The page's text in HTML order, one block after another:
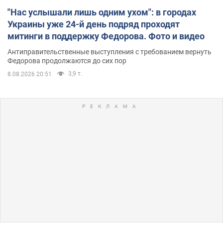
"Нас услышали лишь одним ухом": в городах
Украины уже 24-й день подряд проходят
митинги в поддержку Федорова. Фото и видео
Антиправительственные выступления с требованием вернуть
Федорова продолжаются до сих пор
8.08.2026 20:51 3,9 т.